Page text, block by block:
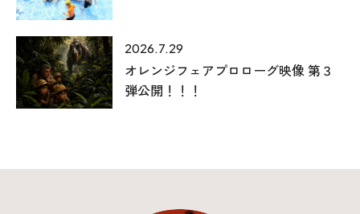
本社
〒941-0062 新潟県糸魚川市中央2-4-2
2026.7.29
オレンジフェアプロローグ映像 第３
弾公開！！！